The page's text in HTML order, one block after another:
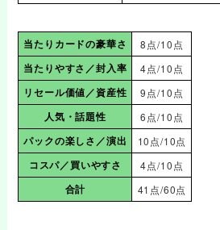
当たりカードの豪華さ
8点/10点
当たりやすさ／封入率
4点/10点
リセール価値／資産性
9点/10点
人気・話題性
6点/10点
パックの楽しさ／演出
10点/10点
コスパ／買いやすさ
4点/10点
合計
41点/60点